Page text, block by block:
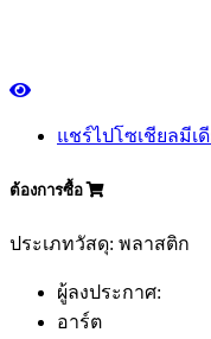
แชร์ไปโซเชียลมีเ
ต้องการซื้อ
ประเภทวัสดุ: พลาสติก
ผู้ลงประกาศ:
อาร์ต